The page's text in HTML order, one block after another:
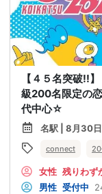
【４５名突破!!
級200名限定の
代中心☆
名駅 | 8月30
connect 20
女性 残りわず
男性 受付中